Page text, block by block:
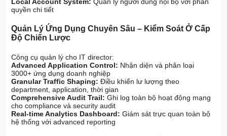
quyền chi tiết
Quản Lý Ứng Dụng Chuyên Sâu – Kiểm Soát Ở Cấp
Độ Chiến Lược
Công cụ quản lý cho IT director:
Advanced Application Control: Nhận diện và phân loại
3000+ ứng dụng doanh nghiệp
Granular Traffic Shaping: Điều khiển lư lượng theo
department, application, thời gian
Comprehensive Audit Trail: Ghi log toàn bộ hoạt động mạng
cho compliance và security audit
Real-time Analytics Dashboard: Giám sát trực quan toàn bộ
hệ thống với advanced reporting